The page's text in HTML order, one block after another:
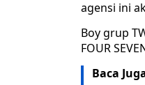
agensi ini
Boy grup
FOUR
Baca